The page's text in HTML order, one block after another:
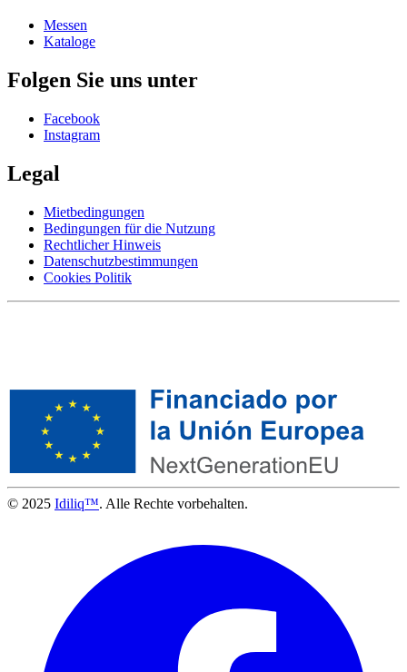
Messen
Kataloge
Folgen Sie uns unter
Facebook
Instagram
Legal
Mietbedingungen
Bedingungen für die Nutzung
Rechtlicher Hinweis
Datenschutzbestimmungen
Cookies Politik
© 2025 Idiliq™. Alle Rechte vorbehalten.